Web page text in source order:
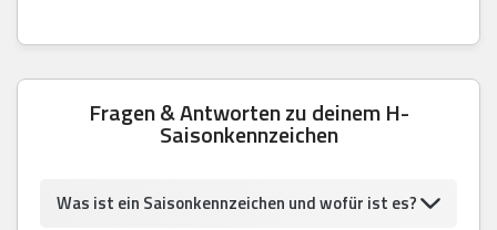
Fragen & Antworten zu deinem H-
Saisonkennzeichen
Was ist ein Saisonkennzeichen und wofür ist es?